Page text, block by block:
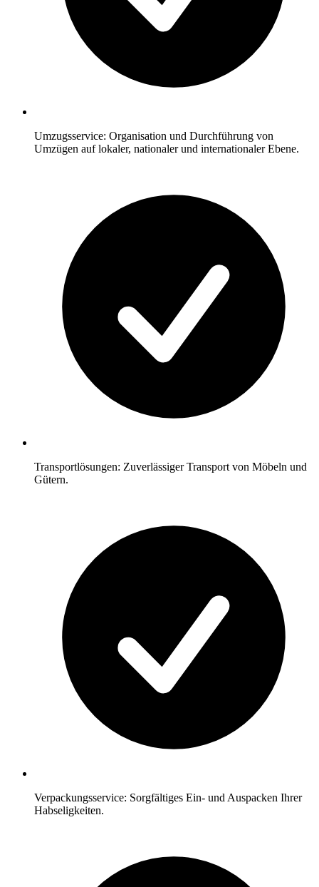
Umzugsservice: Organisation und Durchführung von
Umzügen auf lokaler, nationaler und internationaler Ebene.
Transportlösungen: Zuverlässiger Transport von Möbeln und
Gütern.
Verpackungsservice: Sorgfältiges Ein- und Auspacken Ihrer
Habseligkeiten.